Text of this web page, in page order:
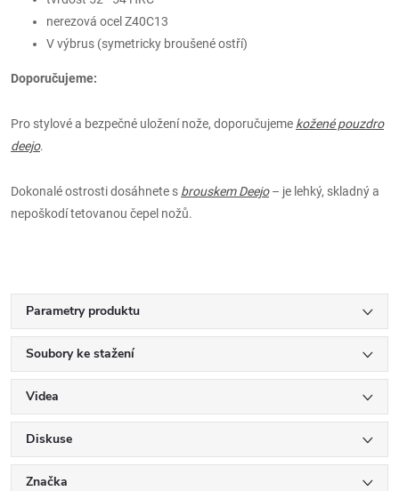
nerezová ocel Z40C13
V výbrus (symetricky broušené ostří)
Doporučujeme:
Pro stylové a bezpečné uložení nože, doporučujeme kožené pouzdro
deejo.
Dokonalé ostrosti dosáhnete s brouskem Deejo– je lehký, skladný a
nepoškodí tetovanou čepel nožů.
Parametry produktu
Soubory ke stažení
Videa
Diskuse
Značka